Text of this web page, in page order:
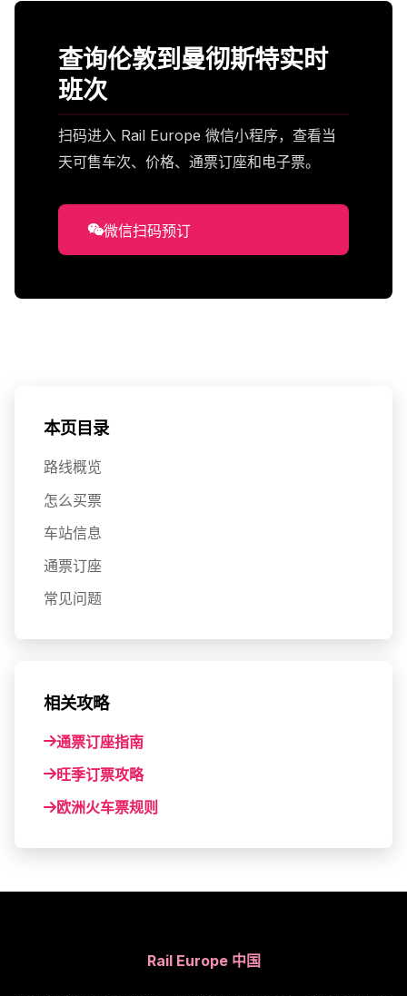
查询伦敦到曼彻斯特实时
班次
扫码进入 Rail Europe 微信小程序，查看当
天可售车次、价格、通票订座和电子票。
微信扫码预订
本页目录
路线概览
怎么买票
车站信息
通票订座
常见问题
相关攻略
通票订座指南
旺季订票攻略
欧洲火车票规则
Rail Europe 中国